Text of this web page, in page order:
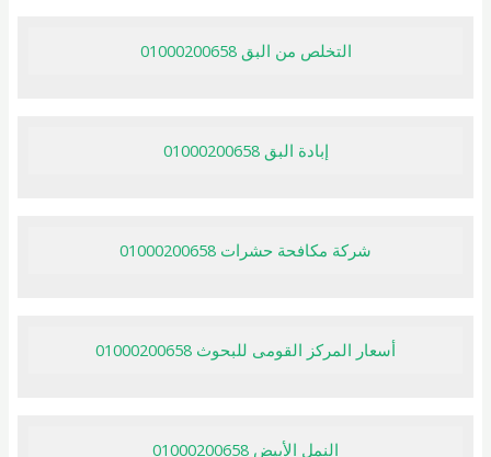
التخلص من البق 01000200658
إبادة البق 01000200658
شركة مكافحة حشرات 01000200658
أسعار المركز القومى للبحوث 01000200658
النمل الأبيض 01000200658